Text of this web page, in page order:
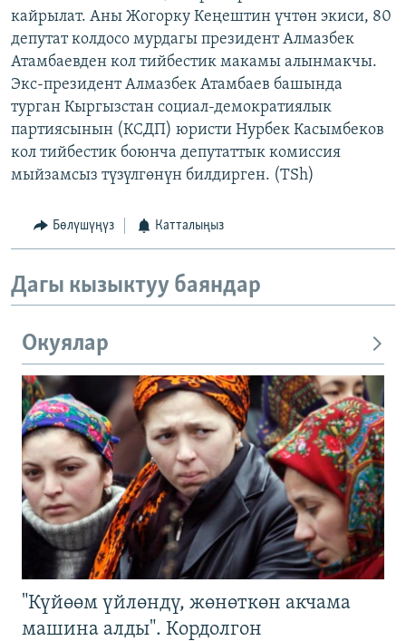
кайрылат. Аны Жогорку Кеңештин үчтөн экиси, 80
депутат колдосо мурдагы президент Алмазбек
Атамбаевден кол тийбестик макамы алынмакчы.
Экс-президент Алмазбек Атамбаев башында
турган Кыргызстан социал-демократиялык
партиясынын (КСДП) юристи Нурбек Касымбеков
кол тийбестик боюнча депутаттык комиссия
мыйзамсыз түзүлгөнүн билдирген. (TSh)
Бөлүшүңүз Катталыңыз
Дагы кызыктуу баяндар
Окуялар
"Күйөөм үйлөндү, жөнөткөн акчама
машина алды". Кордолгон